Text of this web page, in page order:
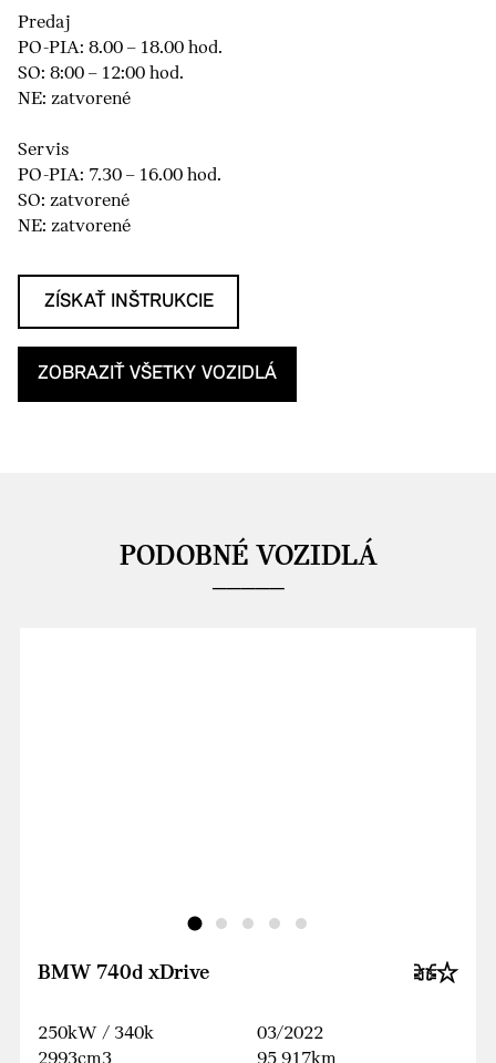
Predaj
PO-PIA: 8.00 – 18.00 hod.
SO: 8:00 – 12:00 hod.
NE: zatvorené
Servis
PO-PIA: 7.30 – 16.00 hod.
SO: zatvorené
NE: zatvorené
ZÍSKAŤ INŠTRUKCIE
ZOBRAZIŤ VŠETKY VOZIDLÁ
PODOBNÉ VOZIDLÁ
BMW 740d xDrive
250kW / 340k
2993cm3
03/2022
95 917km